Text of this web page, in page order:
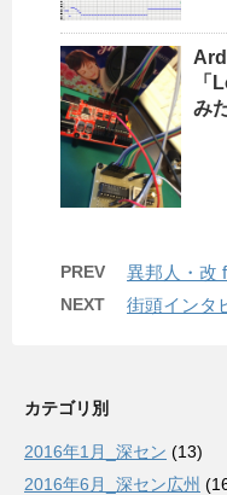
「
み
PREV 異邦人・改
NEXT 街頭インタ
カテゴリ別
2016年1月_深セン (13)
2016年6月_深セン広州